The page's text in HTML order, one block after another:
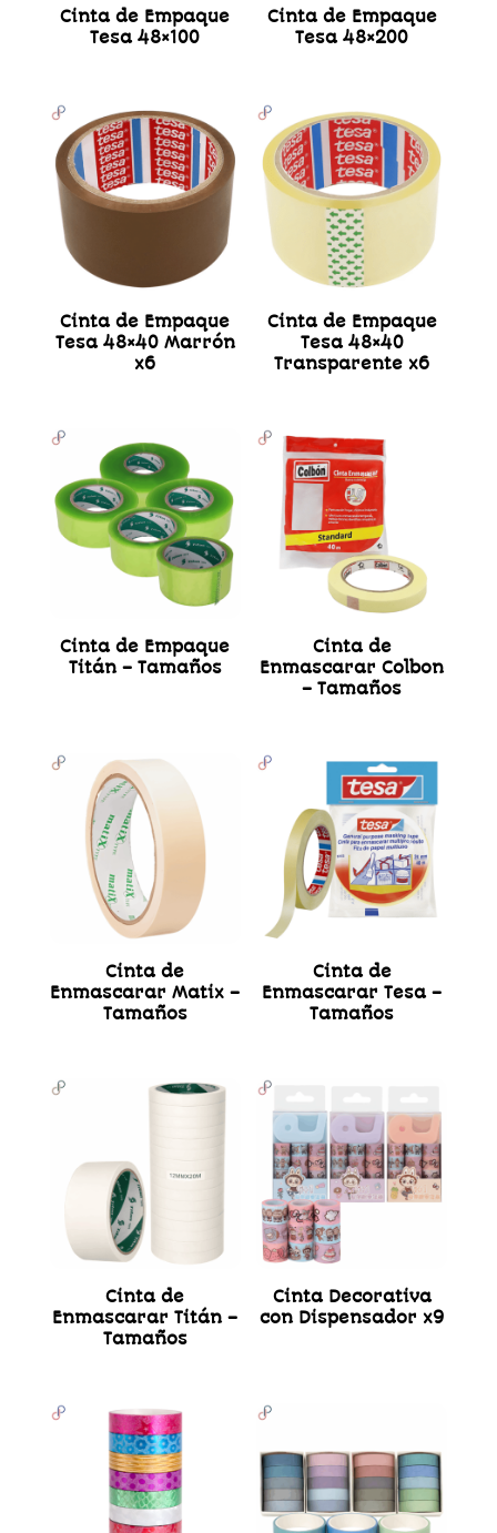
Cinta de Empaque
Tesa 48×100
Cinta de Empaque
Tesa 48×200
Cinta de Empaque
Tesa 48×40 Marrón
x6
Cinta de Empaque
Tesa 48×40
Transparente x6
Cinta de Empaque
Titán – Tamaños
Cinta de
Enmascarar Colbon
– Tamaños
Cinta de
Enmascarar Matix –
Tamaños
Cinta de
Enmascarar Tesa –
Tamaños
Cinta de
Enmascarar Titán –
Tamaños
Cinta Decorativa
con Dispensador x9